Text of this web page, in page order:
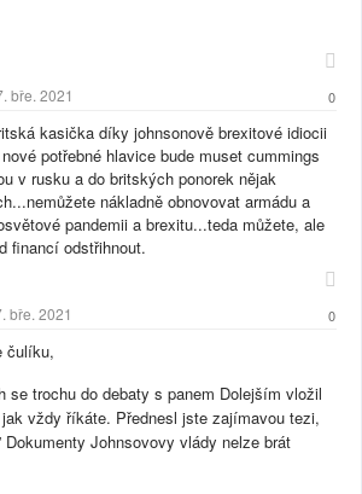
bře. 2021 0
kasička díky johnsonově brexitové idiocii
potřebné hlavice bude muset cummings
v rusku a do britských ponorek nějak
nákladně obnovovat armádu a
pandemii a brexitu...teda můžete, ale
financí odstřihnout.
bře. 2021 0
čulíku,
se trochu do debaty s panem Dolejším vložil
vždy říkáte. Přednesl jste zajímavou tezi,
Dokumenty Johnsovovy vlády nelze brát